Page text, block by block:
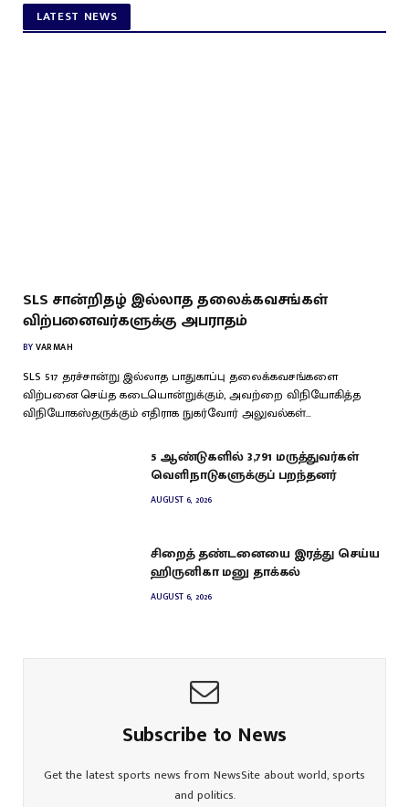
LATEST NEWS
SLS சான்றிதழ் இல்லாத தலைக்கவசங்கள்
விற்பனைவர்களுக்கு அபராதம்
BYVARMAH
SLS 517 தரச்சான்று இல்லாத பாதுகாப்பு தலைக்கவசங்களை
விற்பனை செய்த கடையொன்றுக்கும், அவற்றை விநியோகித்த
விநியோகஸ்தருக்கும் எதிராக நுகர்வோர் அலுவல்கள்…
5 ஆண்டுகளில் 3,791 மருத்துவர்கள்
வெளிநாடுகளுக்குப் பறந்தனர்
AUGUST 6, 2026
சிறைத் தண்டனையை இரத்து செய்ய
ஹிருனிகா மனு தாக்கல்
AUGUST 6, 2026
Subscribe to News
Get the latest sports news from NewsSite about world, sports
and politics.